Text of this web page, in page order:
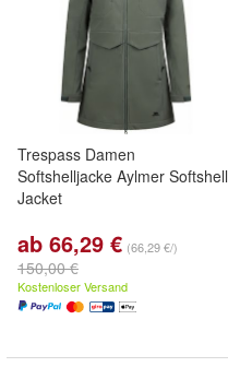
Trespass Damen
Softshelljacke Aylmer Softshell
Jacket
ab 66,29 € (66,29 €/)
150,00 €
Kostenloser Versand